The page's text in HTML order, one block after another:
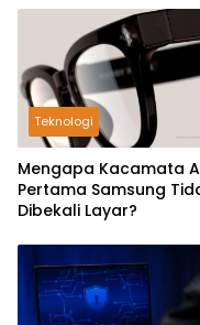
Teknologi
Mengapa Kacamata
Pertama Samsung
Dibekali Layar?